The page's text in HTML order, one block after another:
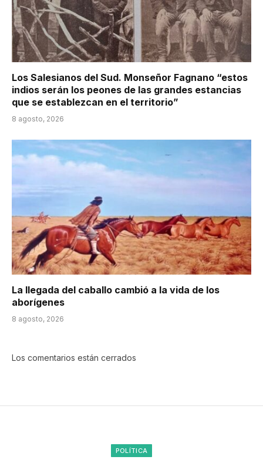
Los Salesianos del Sud. Monseñor Fagnano “estos
indios serán los peones de las grandes estancias
que se establezcan en el territorio”
8 agosto, 2026
La llegada del caballo cambió a la vida de los
aborígenes
8 agosto, 2026
Los comentarios están cerrados
POLÍTICA